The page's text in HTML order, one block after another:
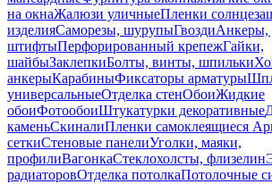
на окнаЖалюзи уличныеПленки
изделияСаморезы, шурупыГвоздиАнкеры,
штифтыПерфорированный крепежГайки,
шайбыЗаклепкиБолты, винты, шпильки
анкерыКарабиныФиксаторы арматуры
универсальныеОтделка стенОбоиЖидкие
обоиФотообоиШтукатурки декоративные
каменьСкиналиПленки самоклеящиеся
сеткиСтеновые панелиУголки, маяки,
профилиВагонкаСтеклохолсты, флизелин
радиаторовОтделка потолкаПотолочные